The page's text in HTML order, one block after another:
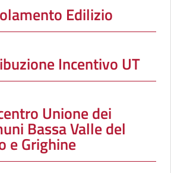
Edilizio
Incentivo UT
Unione dei
Bassa Valle del
e Grighine